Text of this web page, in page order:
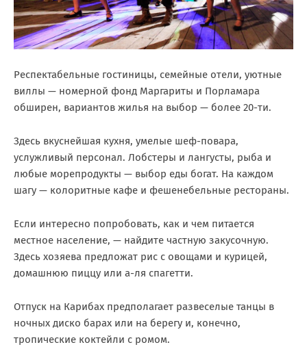
Респектабельные гостиницы, семейные отели, уютные
виллы — номерной фонд Маргариты и Порламара
обширен, вариантов жилья на выбор — более 20-ти.
Здесь вкуснейшая кухня, умелые шеф-повара,
услужливый персонал. Лобстеры и лангусты, рыба и
любые морепродукты — выбор еды богат. На каждом
шагу — колоритные кафе и фешенебельные рестораны.
Если интересно попробовать, как и чем питается
местное население, — найдите частную закусочную.
Здесь хозяева предложат рис с овощами и курицей,
домашнюю пиццу или а-ля спагетти.
Отпуск на Карибах предполагает развеселые танцы в
ночных диско барах или на берегу и, конечно,
тропические коктейли с ромом.